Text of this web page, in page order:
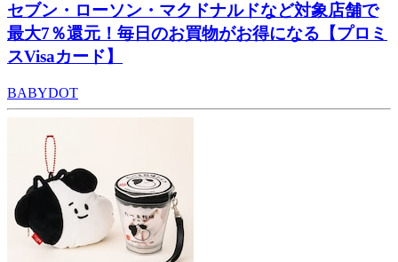
セブン・ローソン・マクドナルドなど対象店舗で
最大7％還元！毎日のお買物がお得になる【プロミ
スVisaカード】
BABYDOT